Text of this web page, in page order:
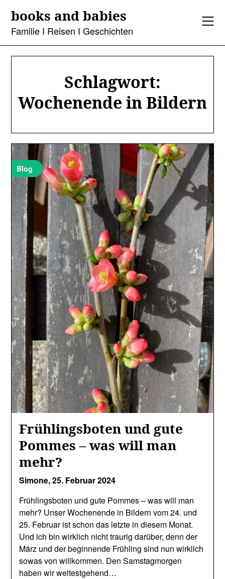
content
books and babies
Familie I Reisen I Geschichten
Schlagwort:
Wochenende in Bildern
Blog
Frühlingsboten und gute
Pommes – was will man
mehr?
Simone,25. Februar 2024
Frühlingsboten und gute Pommes – was will man
mehr? Unser Wochenende in Bildern vom 24. und
25. Februar ist schon das letzte in diesem Monat.
Und ich bin wirklich nicht traurig darüber, denn der
März und der beginnende Frühling sind nun wirklich
sowas von willkommen. Den Samstagmorgen
haben wir weitestgehend…